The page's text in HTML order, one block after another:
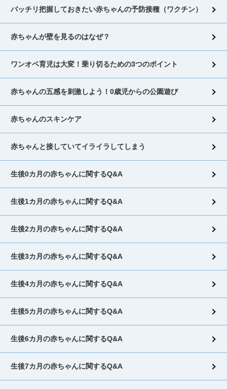
バッチリ把握しておきたい赤ちゃんの予防接種（ワクチン）
赤ちゃんが壁を見るのはなぜ？
ワンオペ育児は大変！乗り切るための3つのポイント
赤ちゃんの五感を刺激しよう！0歳児からの公園遊び
赤ちゃんのスキンケア
赤ちゃんと接していてイライラしてしまう
生後0カ月の赤ちゃんに関するQ&A
生後1カ月の赤ちゃんに関するQ&A
生後2カ月の赤ちゃんに関するQ&A
生後3カ月の赤ちゃんに関するQ&A
生後4カ月の赤ちゃんに関するQ&A
生後5カ月の赤ちゃんに関するQ&A
生後6カ月の赤ちゃんに関するQ&A
生後7カ月の赤ちゃんに関するQ&A